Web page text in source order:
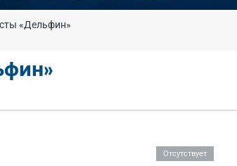
«Дельфин»
Отсутствует